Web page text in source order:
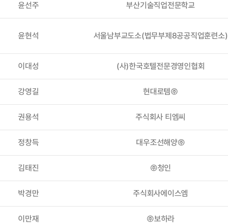
윤선주 부산기술직업전문학교
윤현석 서울남부교도소(법무부제8공공직업훈련소)
이대성 (사)한국호텔전문경영인협회
강영길 현대로템㈜
권용석 주식회사 티엠씨
정창득 대우조선해양㈜
김태진 ㈜청인
박경만 주식회사에이스엠
이만재 ㈜보하라